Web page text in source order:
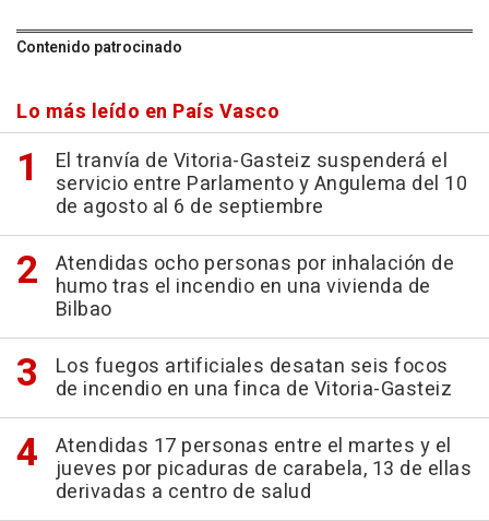
Contenido patrocinado
Lo más leído en País Vasco
El tranvía de Vitoria-Gasteiz suspenderá el
servicio entre Parlamento y Angulema del 10
de agosto al 6 de septiembre
Atendidas ocho personas por inhalación de
humo tras el incendio en una vivienda de
Bilbao
Los fuegos artificiales desatan seis focos
de incendio en una finca de Vitoria-Gasteiz
Atendidas 17 personas entre el martes y el
jueves por picaduras de carabela, 13 de ellas
derivadas a centro de salud